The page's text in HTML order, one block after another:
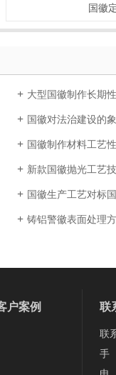
国徽
大型国徽制作长期
国徽对法治建设的
国徽制作材料工艺
新款国徽抛光工艺
国徽生产工艺对标
铸铝警徽表面处理
户案例 联
联
手